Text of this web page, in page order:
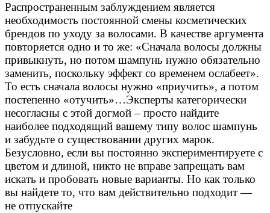
Распространенным заблуждением является
необходимость постоянной смены косметических
брендов по уходу за волосами. В качестве аргумента
повторяется одно и то же: «Сначала волосы должны
привыкнуть, но потом шампунь нужно обязательно
заменить, поскольку эффект со временем ослабеет».
То есть сначала волосы нужно «приучить», а потом
постепенно «отучить»…Эксперты категорически
несогласны с этой догмой – просто найдите
наиболее подходящий вашему типу волос шампунь
и забудьте о существовании других марок.
Безусловно, если вы постоянно экспериментируете с
цветом и длиной, никто не вправе запрещать вам
искать и пробовать новые варианты. Но как только
вы найдете то, что вам действительно подходит —
не отпускайте